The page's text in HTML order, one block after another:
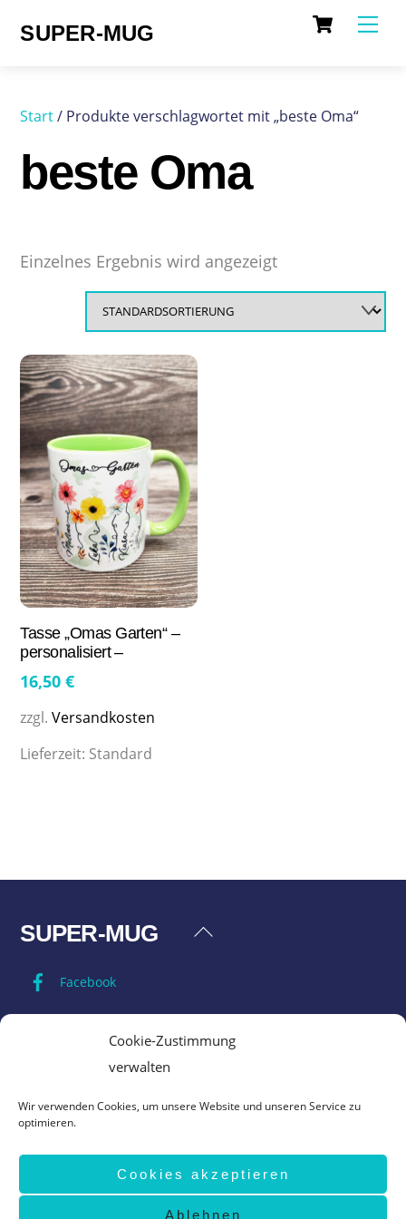
Cookie-Zustimmung
verwalten
Wir verwenden Cookies, um unsere Website und unseren Service zu
optimieren.
Cookies akzeptieren
Ablehnen
Cart
SUPER-MUG
Start/ Produkte verschlagwortet mit „beste Oma“
beste Oma
Einzelnes Ergebnis wird angezeigt
Tasse „Omas Garten“ –
personalisiert –
16,50€
zzgl.Versandkosten
Lieferzeit: Standard
Back
SUPER-MUG
Facebook
Vertrag widerrufen